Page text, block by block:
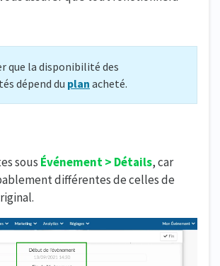
que la disponibilité des
dépend du plan acheté.
sous Événement > Détails, car
différentes de celles de